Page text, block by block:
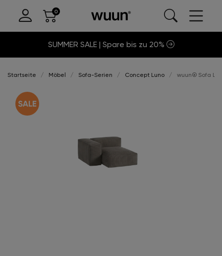
SUMMER SALE | Spare bis zu 20%
Startseite Möbel Sofa-Serien Concept Luno wuun® Sofa